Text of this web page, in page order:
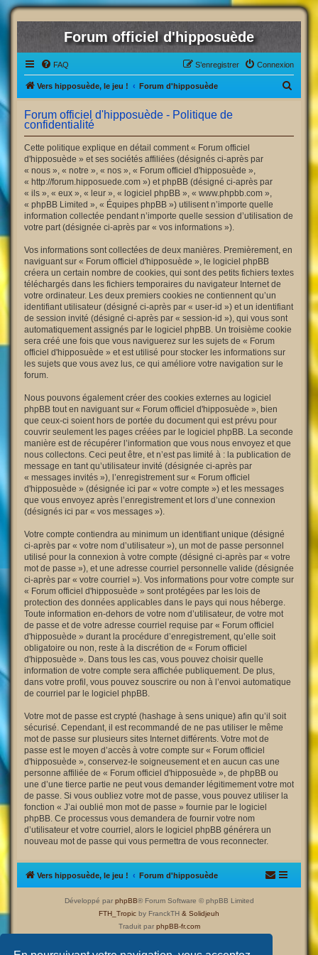
Forum officiel d'hipposuède
FAQ Connexion
S’enregistrer
Vers hipposuède, le jeu ! Forum d'hipposuède
h
Forum officiel d'hipposuède - Politique de
confidentialité
Cette politique explique en détail comment « Forum officiel
d'hipposuède » et ses sociétés affiliées (désignés ci-après par
« nous », « notre », « nos », « Forum officiel d'hipposuède »,
« http://forum.hipposuede.com ») et phpBB (désigné ci-après par
« ils », « eux », « leur », « logiciel phpBB », « www.phpbb.com »,
« phpBB Limited », « Équipes phpBB ») utilisent n’importe quelle
information collectée pendant n’importe quelle session d’utilisation de
votre part (désignée ci-après par « vos informations »).
Vos informations sont collectées de deux manières. Premièrement, en
naviguant sur « Forum officiel d'hipposuède », le logiciel phpBB
créera un certain nombre de cookies, qui sont des petits fichiers textes
téléchargés dans les fichiers temporaires du navigateur Internet de
votre ordinateur. Les deux premiers cookies ne contiennent qu’un
identifiant utilisateur (désigné ci-après par « user-id ») et un identifiant
de session invité (désigné ci-après par « session-id »), qui vous sont
automatiquement assignés par le logiciel phpBB. Un troisième cookie
sera créé une fois que vous naviguerez sur les sujets de « Forum
officiel d'hipposuède » et est utilisé pour stocker les informations sur
les sujets que vous avez lus, ce qui améliore votre navigation sur le
forum.
Nous pouvons également créer des cookies externes au logiciel
phpBB tout en naviguant sur « Forum officiel d'hipposuède », bien
que ceux-ci soient hors de portée du document qui est prévu pour
couvrir seulement les pages créées par le logiciel phpBB. La seconde
manière est de récupérer l’information que vous nous envoyez et que
nous collectons. Ceci peut être, et n’est pas limité à : la publication de
message en tant qu’utilisateur invité (désignée ci-après par
« messages invités »), l’enregistrement sur « Forum officiel
d'hipposuède » (désignée ici par « votre compte ») et les messages
que vous envoyez après l’enregistrement et lors d’une connexion
(désignés ici par « vos messages »).
Votre compte contiendra au minimum un identifiant unique (désigné
ci-après par « votre nom d’utilisateur »), un mot de passe personnel
utilisé pour la connexion à votre compte (désigné ci-après par « votre
mot de passe »), et une adresse courriel personnelle valide (désignée
ci-après par « votre courriel »). Vos informations pour votre compte sur
« Forum officiel d'hipposuède » sont protégées par les lois de
protection des données applicables dans le pays qui nous héberge.
Toute information en-dehors de votre nom d’utilisateur, de votre mot
de passe et de votre adresse courriel requise par « Forum officiel
d'hipposuède » durant la procédure d’enregistrement, qu’elle soit
obligatoire ou non, reste à la discrétion de « Forum officiel
d'hipposuède ». Dans tous les cas, vous pouvez choisir quelle
information de votre compte sera affichée publiquement. De plus,
dans votre profil, vous pouvez souscrire ou non à l’envoi automatique
de courriel par le logiciel phpBB.
Votre mot de passe est crypté (hashage à sens unique) afin qu’il soit
sécurisé. Cependant, il est recommandé de ne pas utiliser le même
mot de passe sur plusieurs sites Internet différents. Votre mot de
passe est le moyen d’accès à votre compte sur « Forum officiel
d'hipposuède », conservez-le soigneusement et en aucun cas une
personne affiliée de « Forum officiel d'hipposuède », de phpBB ou
une d’une tierce partie ne peut vous demander légitimement votre mot
de passe. Si vous oubliez votre mot de passe, vous pouvez utiliser la
fonction « J’ai oublié mon mot de passe » fournie par le logiciel
phpBB. Ce processus vous demandera de fournir votre nom
d’utilisateur et votre courriel, alors le logiciel phpBB générera un
nouveau mot de passe qui vous permettra de vous reconnecter.
Vers hipposuède, le jeu ! Forum d'hipposuède
Développé par phpBB® Forum Software © phpBB Limited
FTH_Tropic by FranckTH & Solidjeuh
Traduit par phpBB-fr.com